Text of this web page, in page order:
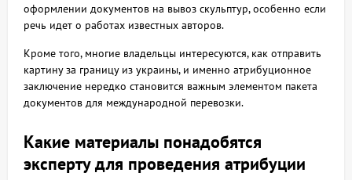
оформлении документов на вывоз скульптур, особенно если
речь идет о работах известных авторов.
Кроме того, многие владельцы интересуются, как отправить
картину за границу из украины, и именно атрибуционное
заключение нередко становится важным элементом пакета
документов для международной перевозки.
Какие материалы понадобятся
эксперту для проведения атрибуции